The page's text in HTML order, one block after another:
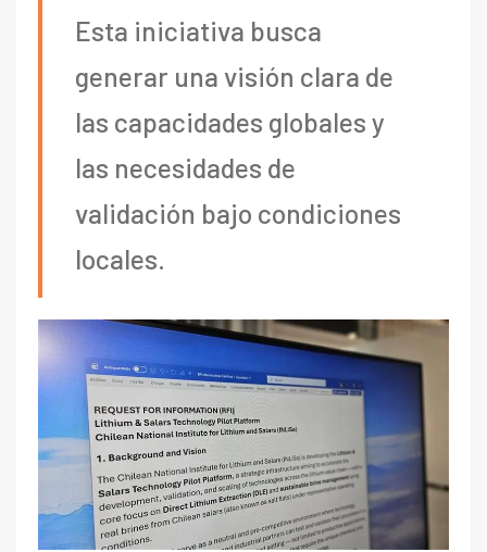
Esta iniciativa busca
generar una visión clara de
las capacidades globales y
las necesidades de
validación bajo condiciones
locales.